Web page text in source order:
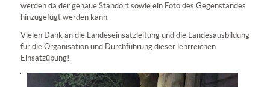
werden da der genaue Standort sowie ein Foto des Gegenstandes
hinzugefügt werden kann.
Vielen Dank an die Landeseinsatzleitung und die Landesausbildung
für die Organisation und Durchführung dieser lehrreichen
Einsatzübung!